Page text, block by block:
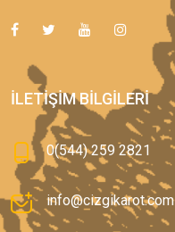
İLETIŞIM BILGILERI
0(544) 259 2821
info@cizgikarot.com